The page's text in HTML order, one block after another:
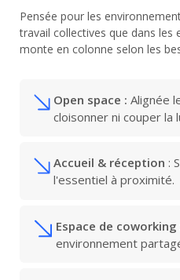
Pensée pour les
travail collectives que dans les
monte en colonne selon les
Open space : Alignée
cloisonner ni couper la
Accueil & réception :
l'essentiel à proximité.
Espace de coworking
environnement